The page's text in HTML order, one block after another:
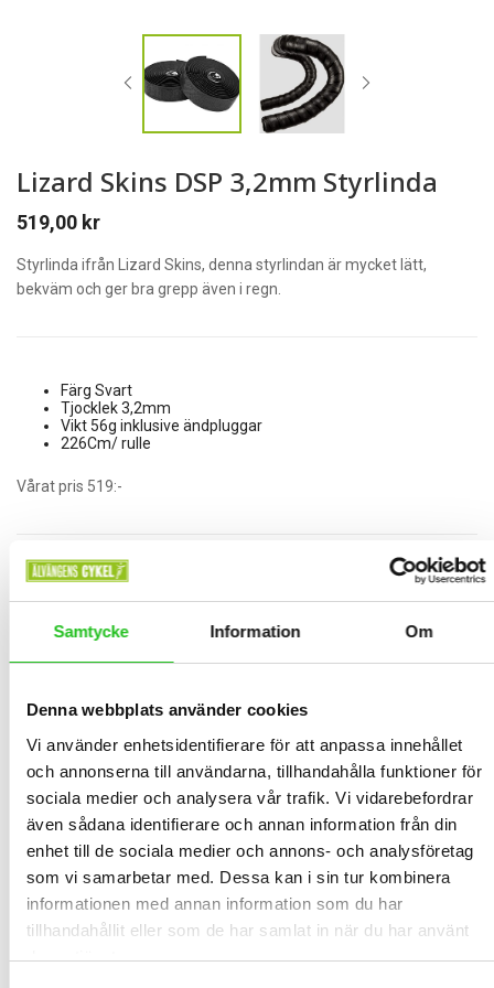
Samtycke Information Om
Denna webbplats använder cookies
Vi använder enhetsidentifierare för att anpassa innehållet
och annonserna till användarna, tillhandahålla funktioner för
sociala medier och analysera vår trafik. Vi vidarebefordrar
även sådana identifierare och annan information från din
enhet till de sociala medier och annons- och analysföretag
som vi samarbetar med. Dessa kan i sin tur kombinera
informationen med annan information som du har
tillhandahållit eller som de har samlat in när du har använt
deras tjänster.
Lizard Skins DSP 3,2mm Styrlinda
519,00 kr
Styrlinda ifrån Lizard Skins, denna styrlindan är mycket lätt,
bekväm och ger bra grepp även i regn.
Färg Svart
Tjocklek 3,2mm
Vikt 56g inklusive ändpluggar
226Cm/ rulle
Vårat pris 519:-
St. Lägg Till I Varukorg
BESKRIVNING
Styrlinda ifrån Lizard Skins, denna styrlindan är mycket lätt,
bekväm och ger bra grepp även i regn.
Färg Svart
Tjocklek 3,2mm
Vikt 56g inklusive ändpluggar
226Cm/ rulle